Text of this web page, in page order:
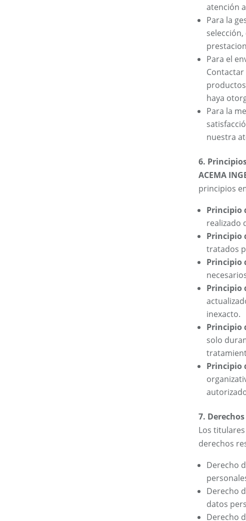
atención
Para la
Para el
haya
Para la
nuestra
6.
ACEMA
principios
Principio
realizado
Principio
tratados
Principio
Principio
inexacto.
Principio
solo
Principio
7.
Los
derechos
Derecho
Derecho
datos
Derecho